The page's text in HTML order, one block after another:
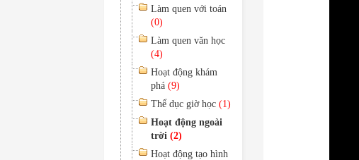
Làm quen với toán
(0)
Làm quen văn học
(4)
Hoạt động khám
phá (9)
Thể dục giờ học (1)
Hoạt động ngoài
trời (2)
Hoạt động tạo hình